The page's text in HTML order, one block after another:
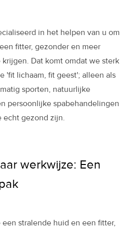
in het helpen van u om
fitter, gezonder en meer
Dat komt omdat we sterk
'fit lichaam, fit geest'; alleen als
sporten, natuurlijke
persoonlijke spabehandelingen
echt gezond zijn.
werkwijze: Een
stralende huid en een fitter,